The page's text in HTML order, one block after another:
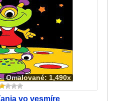
Omalované: 1,490x
vo vesmíre